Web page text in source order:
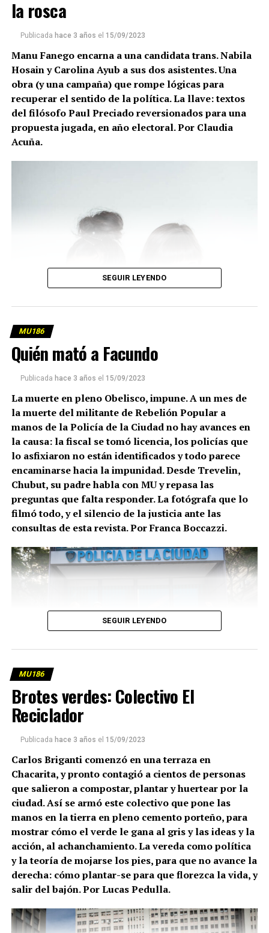
la rosca
Publicada hace 3 años el 15/09/2023
Manu Fanego encarna a una candidata trans. Nabila
Hosain y Carolina Ayub a sus dos asistentes. Una
obra (y una campaña) que rompe lógicas para
recuperar el sentido de la política. La llave: textos
del filósofo Paul Preciado reversionados para una
propuesta jugada, en año electoral. Por Claudia
Acuña.
SEGUIR LEYENDO
MU186
Quién mató a Facundo
Publicada hace 3 años el 15/09/2023
La muerte en pleno Obelisco, impune. A un mes de
la muerte del militante de Rebelión Popular a
manos de la Policía de la Ciudad no hay avances en
la causa: la fiscal se tomó licencia, los policías que
lo asfixiaron no están identificados y todo parece
encaminarse hacia la impunidad. Desde Trevelin,
Chubut, su padre habla con MU y repasa las
preguntas que falta responder. La fotógrafa que lo
filmó todo, y el silencio de la justicia ante las
consultas de esta revista. Por Franca Boccazzi.
Compañeros de militancia de Facundo sostienen una
SEGUIR LEYENDO
MU186
Brotes verdes: Colectivo El
Reciclador
Publicada hace 3 años el 15/09/2023
Carlos Briganti comenzó en una terraza en
Chacarita, y pronto contagió a cientos de personas
que salieron a compostar, plantar y huertear por la
ciudad. Así se armó este colectivo que pone las
manos en la tierra en pleno cemento porteño, para
mostrar cómo el verde le gana al gris y las ideas y la
acción, al achanchamiento. La vereda como política
y la teoría de mojarse los pies, para que no avance la
derecha: cómo plantar-se para que florezca la vida, y
salir del bajón. Por Lucas Pedulla.